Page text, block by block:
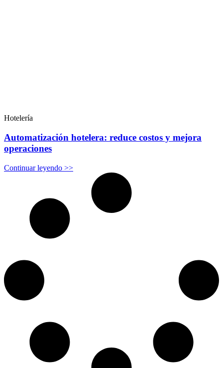
Hotelería
Automatización hotelera: reduce costos y mejora
operaciones
Continuar leyendo >>